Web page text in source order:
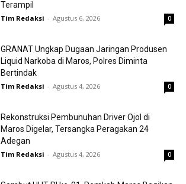
Terampil
Tim Redaksi - Agustus 6, 2026 0
GRANAT Ungkap Dugaan Jaringan Produsen
Liquid Narkoba di Maros, Polres Diminta
Bertindak
Tim Redaksi - Agustus 4, 2026 0
Rekonstruksi Pembunuhan Driver Ojol di
Maros Digelar, Tersangka Peragakan 24
Adegan
Tim Redaksi - Agustus 4, 2026 0